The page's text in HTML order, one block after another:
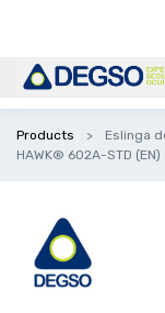
Products
Eslinga
HAWK® 602A-STD (EN)